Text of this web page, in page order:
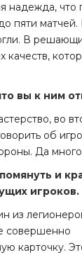
надежда, что
пяти матчей.
В
качеств,
вы к ним
во
об
Да
и
игроков.
из
совершенно
карточку.